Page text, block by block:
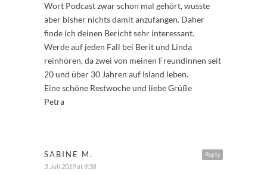
Wort Podcast zwar schon mal gehört, wusste
aber bisher nichts damit anzufangen. Daher
finde ich deinen Bericht sehr interessant.
Werde auf jeden Fall bei Berit und Linda
reinhören, da zwei von meinen Freundinnen seit
20 und über 30 Jahren auf Island leben.
Eine schöne Restwoche und liebe Grüße
Petra
Reply
SABINE M.
3. Juli 2019 at 9:38